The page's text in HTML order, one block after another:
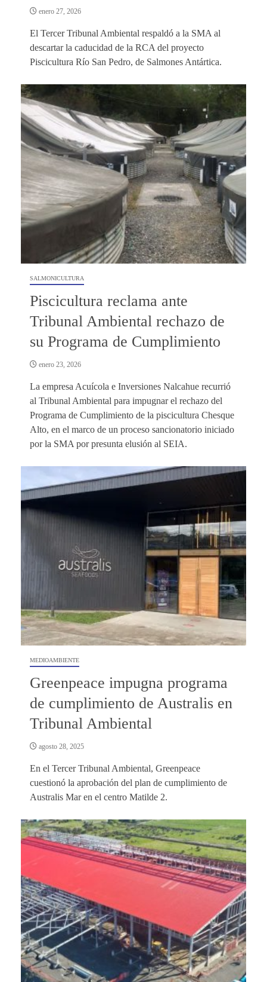
enero 27, 2026
El Tercer Tribunal Ambiental respaldó a la SMA al
descartar la caducidad de la RCA del proyecto
Piscicultura Río San Pedro, de Salmones Antártica.
SALMONICULTURA
Piscicultura reclama ante
Tribunal Ambiental rechazo de
su Programa de Cumplimiento
enero 23, 2026
La empresa Acuícola e Inversiones Nalcahue recurrió
al Tribunal Ambiental para impugnar el rechazo del
Programa de Cumplimiento de la piscicultura Chesque
Alto, en el marco de un proceso sancionatorio iniciado
por la SMA por presunta elusión al SEIA.
MEDIOAMBIENTE
Greenpeace impugna programa
de cumplimiento de Australis en
Tribunal Ambiental
agosto 28, 2025
En el Tercer Tribunal Ambiental, Greenpeace
cuestionó la aprobación del plan de cumplimiento de
Australis Mar en el centro Matilde 2.